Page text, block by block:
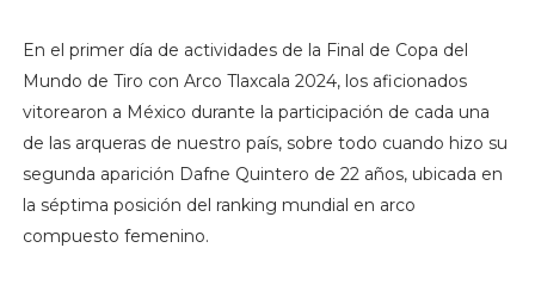
En el primer día de actividades de la Final de Copa del
Mundo de Tiro con Arco Tlaxcala 2024, los aficionados
vitorearon a México durante la participación de cada una
de las arqueras de nuestro país, sobre todo cuando hizo su
segunda aparición Dafne Quintero de 22 años, ubicada en
la séptima posición del ranking mundial en arco
compuesto femenino.